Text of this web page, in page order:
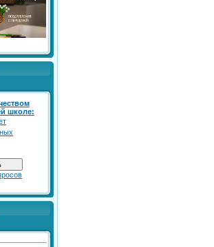
школе: